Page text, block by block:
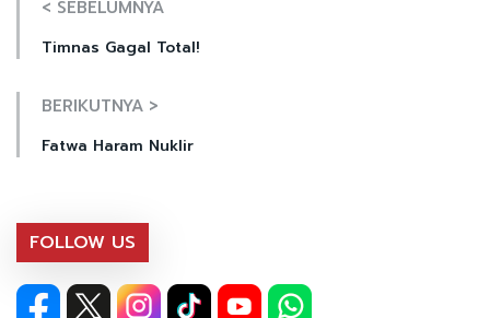
< SEBELUMNYA
Timnas Gagal Total!
BERIKUTNYA >
Fatwa Haram Nuklir
FOLLOW US